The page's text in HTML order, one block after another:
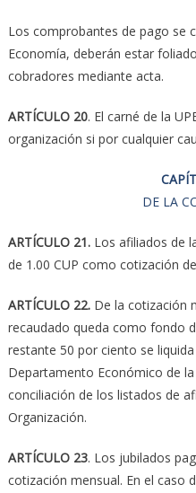
Los comprobantes de pago se
Economía, deberán estar
cobradores mediante acta.
ARTÍCULO 20. El carné de la
organización si por cualquier
DE LA
ARTÍCULO 21.Los afiliados de
de 1.00 CUP como cotización
ARTÍCULO 22.De la cotización
recaudado queda como fondo
restante 50 por ciento se
Departamento Económico de la
conciliación de los listados de
Organización.
ARTÍCULO 23. Los jubilados
cotización mensual. En el caso